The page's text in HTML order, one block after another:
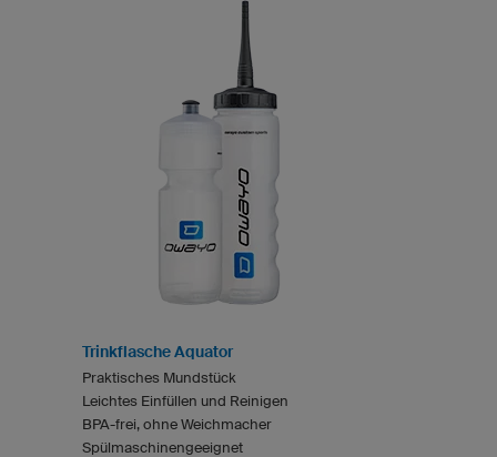
Trinkflasche Aquator
Praktisches Mundstück
Leichtes Einfüllen und Reinigen
BPA-frei, ohne Weichmacher
Spülmaschinengeeignet